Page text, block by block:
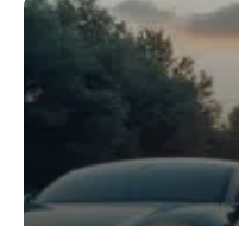
français, est-ce
vous lancer
21 février 2026